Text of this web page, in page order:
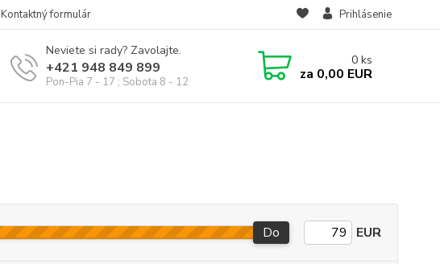
Kontaktný formulár Prihlásenie
Neviete si rady? Zavolajte.
+421 948 849 899
Pon-Pia 7 - 17 ; Sobota 8 - 12
0 ks
za 0,00 EUR
Do EUR